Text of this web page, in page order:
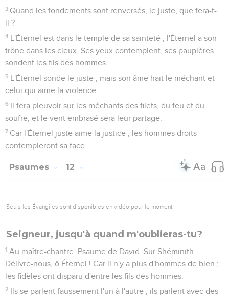
3 Quand les fondements sont renversés, le juste, que fera-t-
il ?
4 L'Éternel est dans le temple de sa sainteté ; l'Éternel a son
trône dans les cieux. Ses yeux contemplent, ses paupières
sondent les fils des hommes.
5 L'Éternel sonde le juste ; mais son âme hait le méchant et
celui qui aime la violence.
6 Il fera pleuvoir sur les méchants des filets, du feu et du
soufre, et le vent embrasé sera leur partage.
7 Car l'Éternel juste aime la justice ; les hommes droits
contempleront sa face.
Psaumes 12
Seuls les Évangiles sont disponibles en vidéo pour le moment.
Seigneur, jusqu'à quand m'oublieras-tu?
1 Au maître-chantre. Psaume de David. Sur Shéminith.
Délivre-nous, ô Éternel ! Car il n'y a plus d'hommes de bien ;
les fidèles ont disparu d'entre les fils des hommes.
2 Ils se parlent faussement l'un à l'autre ; ils parlent avec des